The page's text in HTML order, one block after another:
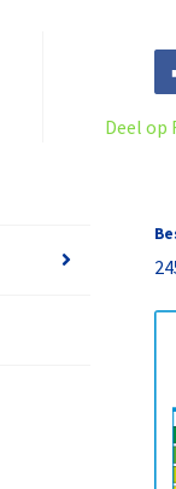
Deel op